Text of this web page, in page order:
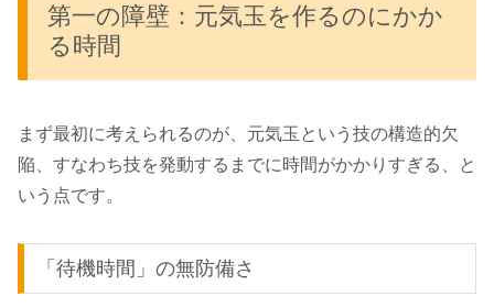
第一の障壁：元気玉を作るのにかか
る時間
まず最初に考えられるのが、元気玉という技の構造的欠
陥、すなわち技を発動するまでに時間がかかりすぎる、と
いう点です。
「待機時間」の無防備さ